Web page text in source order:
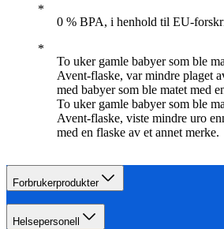
0 % BPA, i henhold til EU-
To uker gamle babyer som ble
Avent-flaske, var mindre plaget
med babyer som ble matet med
To uker gamle babyer som ble
Avent-flaske, viste mindre uro
med en flaske av et annet merke.
Forbrukerprodukter
Helsepersonell